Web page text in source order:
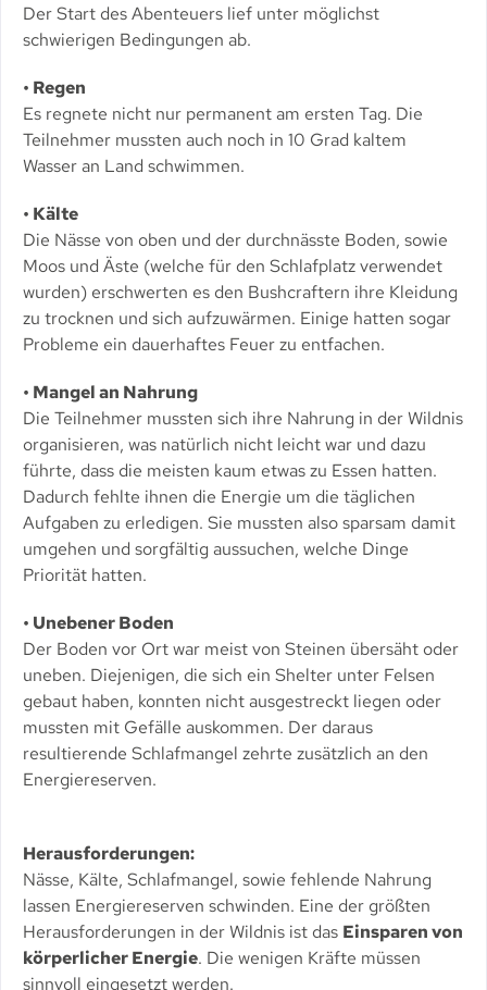
Der Start des Abenteuers lief unter möglichst
schwierigen Bedingungen ab.
• Regen
Es regnete nicht nur permanent am ersten Tag. Die
Teilnehmer mussten auch noch in 10 Grad kaltem
Wasser an Land schwimmen.
• Kälte
Die Nässe von oben und der durchnässte Boden, sowie
Moos und Äste (welche für den Schlafplatz verwendet
wurden) erschwerten es den Bushcraftern ihre Kleidung
zu trocknen und sich aufzuwärmen. Einige hatten sogar
Probleme ein dauerhaftes Feuer zu entfachen.
• Mangel an Nahrung
Die Teilnehmer mussten sich ihre Nahrung in der Wildnis
organisieren, was natürlich nicht leicht war und dazu
führte, dass die meisten kaum etwas zu Essen hatten.
Dadurch fehlte ihnen die Energie um die täglichen
Aufgaben zu erledigen. Sie mussten also sparsam damit
umgehen und sorgfältig aussuchen, welche Dinge
Priorität hatten.
• Unebener Boden
Der Boden vor Ort war meist von Steinen übersäht oder
uneben. Diejenigen, die sich ein Shelter unter Felsen
gebaut haben, konnten nicht ausgestreckt liegen oder
mussten mit Gefälle auskommen. Der daraus
resultierende Schlafmangel zehrte zusätzlich an den
Energiereserven.
Herausforderungen:
Nässe, Kälte, Schlafmangel, sowie fehlende Nahrung
lassen Energiereserven schwinden. Eine der größten
Herausforderungen in der Wildnis ist das Einsparen von
körperlicher Energie. Die wenigen Kräfte müssen
sinnvoll eingesetzt werden.